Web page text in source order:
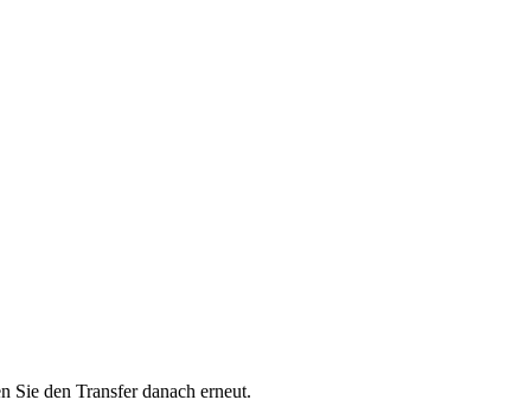
Sie den Transfer danach erneut.